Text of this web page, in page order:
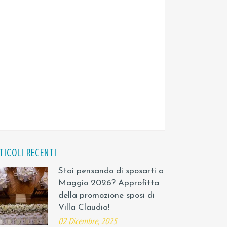
RECENTI
Stai pensando di sposarti a
Maggio 2026? Approfitta
della promozione sposi di
Villa Claudia!
02 Dicembre, 2025